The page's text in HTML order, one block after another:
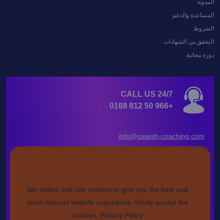
المدونة
المساعدة والدعم
الشروط
التحقق من الشهادات
دورة مجانية
CALL US 24/7
+966 50 812 0168
info@gawish-coaching.com
We collect and use cookies to give you the best and
most relevant website experience. Kindly accept the
cookies. Privacy Policy